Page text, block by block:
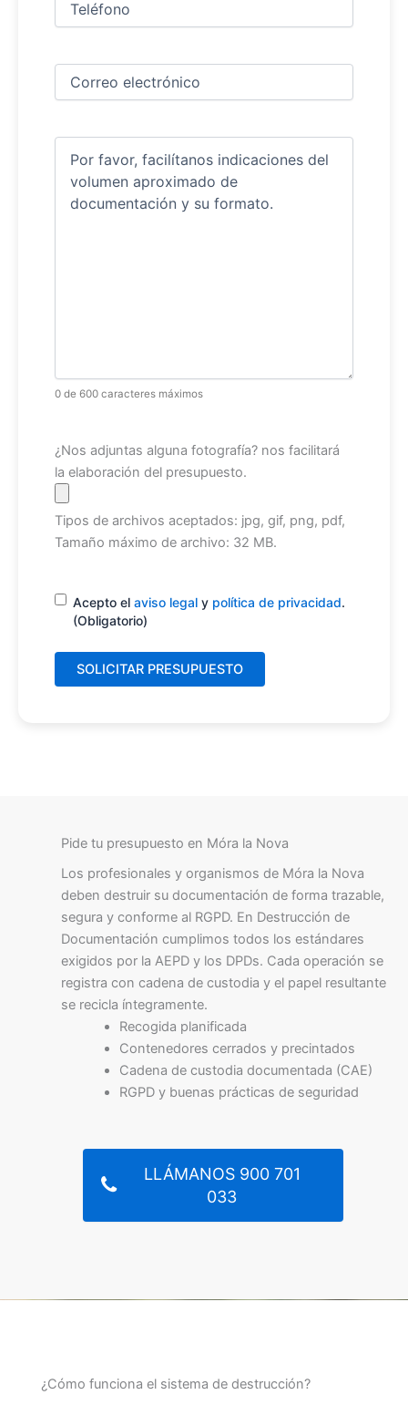
Correo
electrónico (Obligatorio)
Comentarios
0 de 600 caracteres máximos
Archivo
¿Nos adjuntas alguna fotografía? nos facilitará
la elaboración del presupuesto.
Tipos de archivos aceptados: jpg, gif, png, pdf,
Tamaño máximo de archivo: 32 MB.
Consentimiento(Obligatorio)
Acepto el aviso legal y política de privacidad.
(Obligatorio)
Pide tu presupuesto en Móra la Nova
Los profesionales y organismos de Móra la Nova
deben destruir su documentación de forma trazable,
segura y conforme al RGPD. En Destrucción de
Documentación cumplimos todos los estándares
exigidos por la AEPD y los DPDs. Cada operación se
registra con cadena de custodia y el papel resultante
se recicla íntegramente.
Recogida planificada
Contenedores cerrados y precintados
Cadena de custodia documentada (CAE)
RGPD y buenas prácticas de seguridad
LLÁMANOS 900 701
033
¿Cómo funciona el sistema de destrucción?